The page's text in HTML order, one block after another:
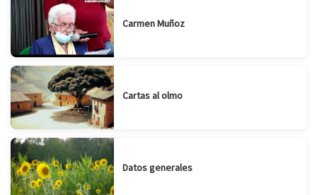
Carmen Muñoz
Cartas al olmo
Datos generales